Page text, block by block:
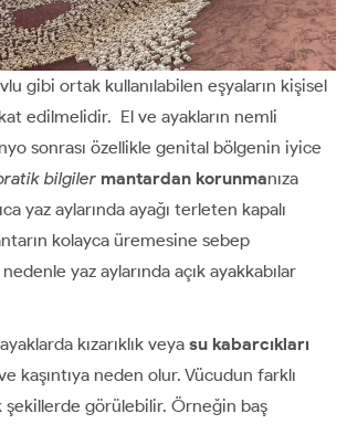
gibi ortak kullanılabilen eşyaların kişisel
edilmelidir. El ve ayakların nemli
sonrası özellikle genital bölgenin iyice
bilgiler mantardan korunmanıza
yaz aylarında ayağı terleten kapalı
kolayca üremesine sebep
yaz aylarında açık ayakkabılar
kızarıklık veya su kabarcıkları
kaşıntıya neden olur. Vücudun farklı
görülebilir. Örneğin baş